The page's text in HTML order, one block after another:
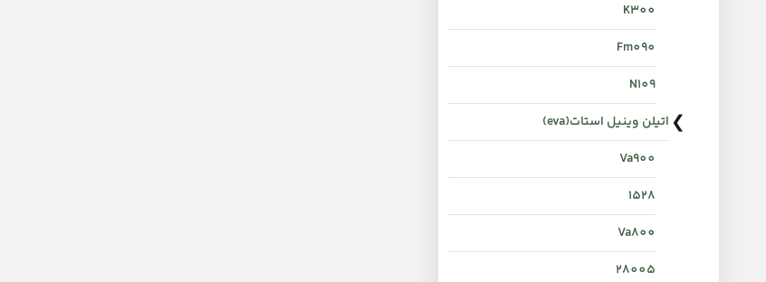
K300
Fm090
N109
اتیلن وینیل استات(eva)
Va900
1528
Va800
28005